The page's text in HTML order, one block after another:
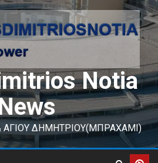
Notia
ΑΓΙΟΥ ΔΗΜΗΤΡΙΟΥ(ΜΠΡΑΧΑΜΙ)